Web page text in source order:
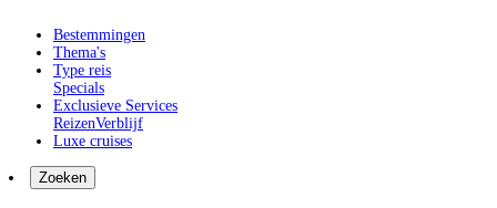
Bestemmingen
Thema's
Type reis
Specials
Exclusieve Services
ReizenVerblijf
Luxe cruises
Zoeken